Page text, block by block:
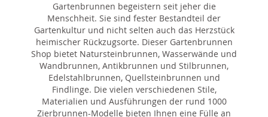
Gartenbrunnen begeistern seit jeher die
Menschheit. Sie sind fester Bestandteil der
Gartenkultur und nicht selten auch das Herzstück
heimischer Rückzugsorte. Dieser Gartenbrunnen
Shop bietet Natursteinbrunnen, Wasserwände und
Wandbrunnen, Antikbrunnen und Stilbrunnen,
Edelstahlbrunnen, Quellsteinbrunnen und
Findlinge. Die vielen verschiedenen Stile,
Materialien und Ausführungen der rund 1000
Zierbrunnen-Modelle bieten Ihnen eine Fülle an